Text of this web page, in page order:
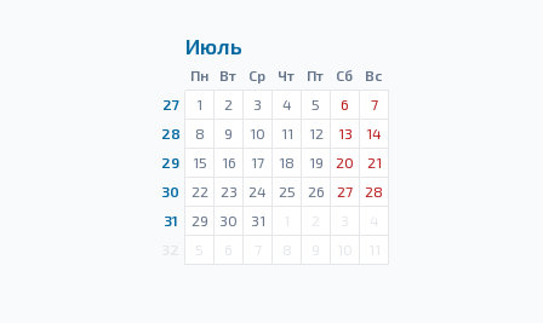
Июль
Пн Вт Ср Чт Пт Сб
Вс
27
1 2 3 4 5 6
7
28
8 9 10 11 12 13
14
29
15 16 17 18 19 20
21
30
22 23 24 25 26 27
28
31
29 30 31 1 2 3
4
5 6 7 8 9 10 11